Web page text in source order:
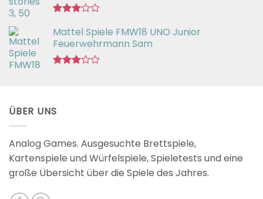
mit
3.00
von 5
Mattel Spiele FMW18 UNO Junior
Feuerwehrmann Sam
ÜBER UNS
Analog Games. Ausgesuchte Brettspiele,
Kartenspiele und Würfelspiele, Spieletests und eine
große Übersicht über die Spiele des Jahres.